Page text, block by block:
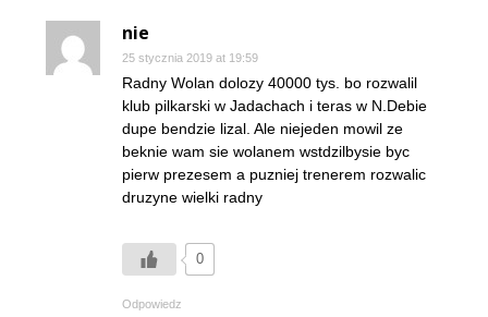
nie
25 stycznia 2019 at 19:59
Radny Wolan dolozy 40000 tys. bo rozwalil
klub pilkarski w Jadachach i teras w N.Debie
dupe bendzie lizal. Ale niejeden mowil ze
beknie wam sie wolanem wstdzilbysie byc
pierw prezesem a puzniej trenerem rozwalic
druzyne wielki radny
0
Odpowiedz